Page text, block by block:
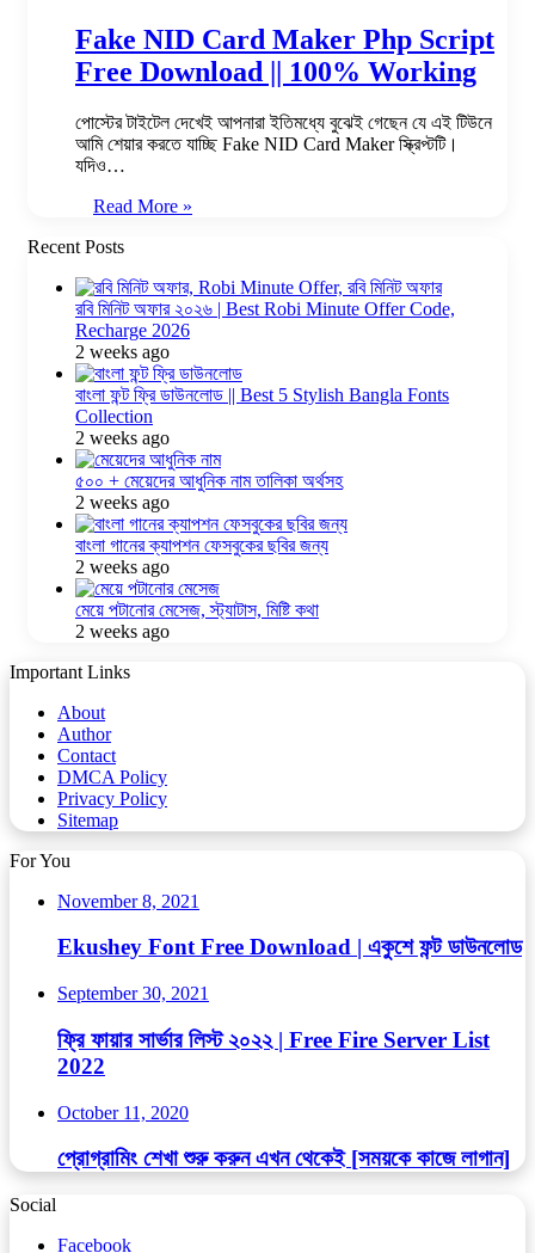
Fake NID Card Maker Php Script
Free Download || 100% Working
পোস্টের টাইটেল দেখেই আপনারা ইতিমধ্যে বুঝেই গেছেন যে এই টিউনে
আমি শেয়ার করতে যাচ্ছি Fake NID Card Maker স্ক্রিপ্টটি।
যদিও…
Read More »
Recent Posts
রবি মিনিট অফার ২০২৬ | Best Robi Minute Offer Code,
Recharge 2026
2 weeks ago
বাংলা ফন্ট ফ্রি ডাউনলোড || Best 5 Stylish Bangla Fonts
Collection
2 weeks ago
৫০০ + মেয়েদের আধুনিক নাম তালিকা অর্থসহ
2 weeks ago
বাংলা গানের ক্যাপশন ফেসবুকের ছবির জন্য
2 weeks ago
মেয়ে পটানোর মেসেজ, স্ট্যাটাস, মিষ্টি কথা
2 weeks ago
Important Links
About
Author
Contact
DMCA Policy
Privacy Policy
Sitemap
For You
November 8, 2021
Ekushey Font Free Download | একুশে ফন্ট ডাউনলোড
September 30, 2021
ফ্রি ফায়ার সার্ভার লিস্ট ২০২২ | Free Fire Server List
2022
October 11, 2020
প্রোগ্রামিং শেখা শুরু করুন এখন থেকেই [সময়কে কাজে লাগান]
Social
Facebook